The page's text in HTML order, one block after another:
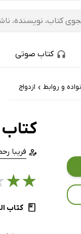
کتاب صوتی
و روابط › ازدواج
کتاب
فریبا
★
★
کتاب